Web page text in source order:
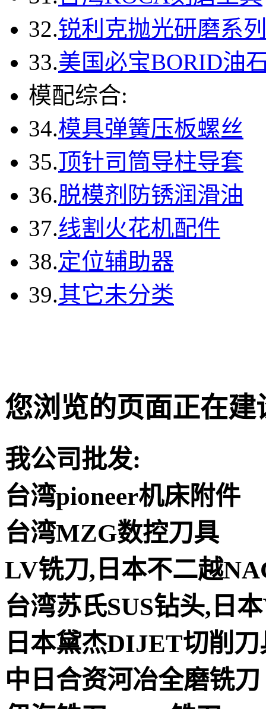
32.锐利克抛光研磨系列
33.美国必宝BORID油
模配综合:
34.模具弹簧压板螺丝
35.顶针司筒导柱导套
36.脱模剂防锈润滑油
37.线割火花机配件
38.定位辅助器
39.其它未分类
您浏览的页面正在
我公司批发:
台湾pioneer机床附件
台湾MZG数控刀具
LV铣刀,日本不二越
台湾苏氏SUS钻头,日
日本黛杰DIJET切削
中日合资河冶全磨铣刀